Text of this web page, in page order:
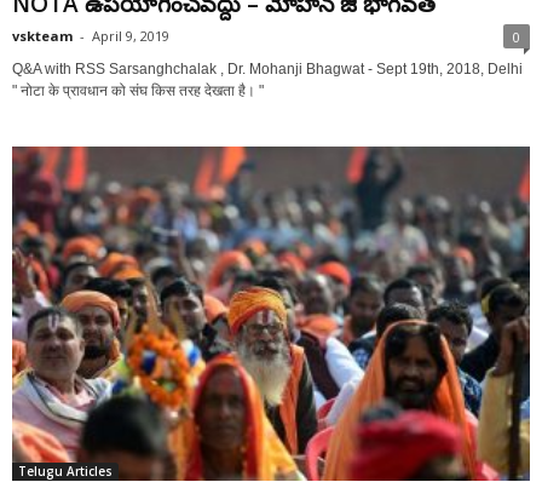
vskteam - April 9, 2019 0
Q&A with RSS Sarsanghchalak , Dr. Mohanji Bhagwat - Sept 19th, 2018, Delhi
" नोटा के प्रावधान को संघ किस तरह देखता है। "
Telugu Articles